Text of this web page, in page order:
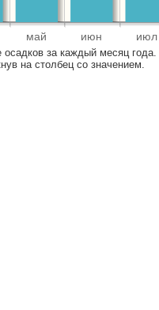
май июн июл
за каждый месяц
на столбец со значением.